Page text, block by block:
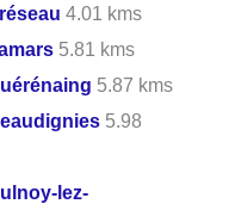
4.01 kms
5.81 kms
5.87 kms
5.98
lez-